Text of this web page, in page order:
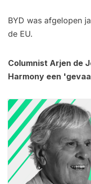
BYD was afgelopen
de EU.
Columnist Arjen de
Harmony een